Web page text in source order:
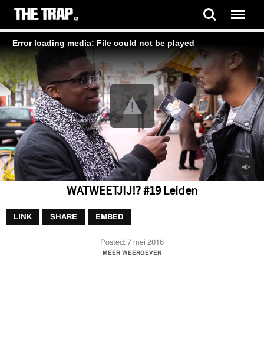
Error loading media: File could not be played
WATWEETJIJ!? #19 Leiden
LINK SHARE EMBED
Posted: 7 mei 2016
Leijuh, wat weet jij?!
MEER WEERGEVEN